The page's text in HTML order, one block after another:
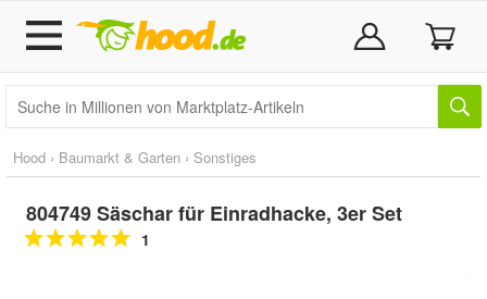
Hood › Baumarkt & Garten › Sonstiges
804749 Säschar für Einradhacke, 3er Set
1